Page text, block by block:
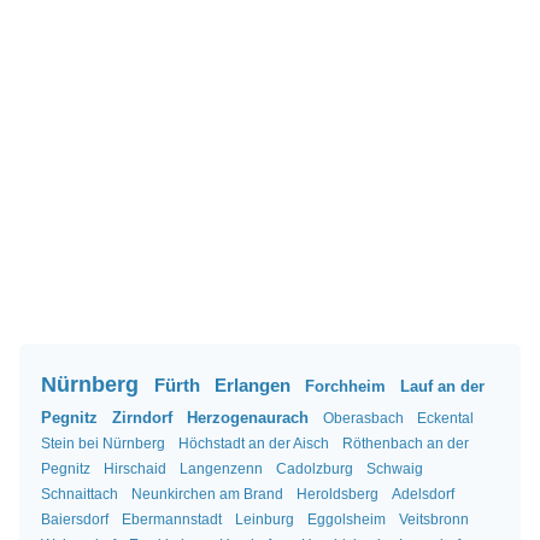
Nürnberg Fürth Erlangen Forchheim
Lauf an der
Pegnitz
Zirndorf Herzogenaurach Oberasbach
Eckental
Stein bei Nürnberg
Höchstadt an der Aisch
Röthenbach an der
Pegnitz
Hirschaid Langenzenn Cadolzburg
Schwaig
Schnaittach
Neunkirchen am Brand Heroldsberg
Adelsdorf
Baiersdorf
Ebermannstadt Leinburg Eggolsheim
Veitsbronn